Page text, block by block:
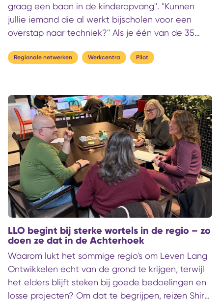
graag een baan in de kinderopvang''. ''Kunnen
jullie iemand die al werkt bijscholen voor een
overstap naar techniek?'' Als je één van de 35
zomaar een greep uit de vragen kunnen zijn die je
of simpelweg om te weten welke volgende stap
past bij hun toekomstbeeld. Werkgevers, publieke
organisaties en sectorale partijen zijn
aangesloten om hier gezamenlijk invulling aan te
geven en regionale arbeidsmarktvraagstukken op
te lossen.
Regionale netwerken Werkcentra Pilot
LLO begint bij sterke wortels in de regio – zo
doen ze dat in de Achterhoek
Waarom lukt het sommige regio's om Leven Lang
Ontwikkelen echt van de grond te krijgen, terwijl
het elders blijft steken bij goede bedoelingen en
losse projecten? Om dat te begrijpen, reizen Shira